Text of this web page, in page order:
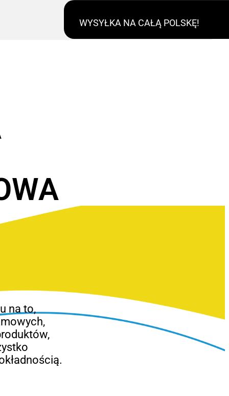
WYSYŁKA NA CAŁĄ POLSKĘ!
na to,